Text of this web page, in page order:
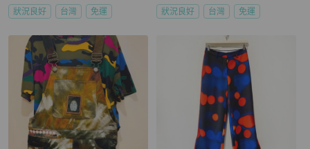
狀況良好 台灣 免運 狀況良好 台灣 免運